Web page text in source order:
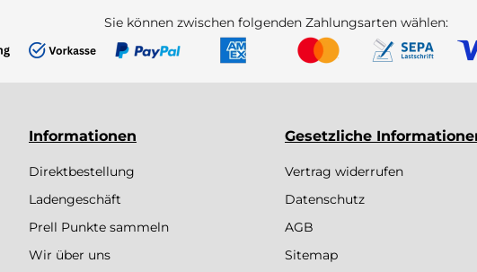
Sie können zwischen folgenden Zahlungsarten wählen:
Informationen
Direktbestellung
Ladengeschäft
Prell Punkte sammeln
Wir über uns
Gesetzliche
Vertrag widerrufen
Datenschutz
AGB
Sitemap